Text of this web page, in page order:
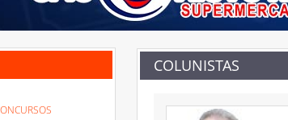
COLUNISTAS